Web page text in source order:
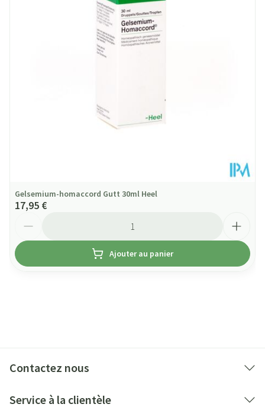
Température ambiante (15°C - 25°C)
Gelsemium-homaccord Gutt 30ml Heel
17,95 €
Ajouter au panier
Contactez nous
Service à la clientèle